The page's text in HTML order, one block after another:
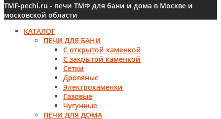
TMF-pechi.ru - печи ТМФ для бани и дома в Москве и
московской области
КАТАЛОГ
ПЕЧИ ДЛЯ БАНИ
С открытой каменкой
С закрытой каменкой
Сетки
Дровяные
Электрокаменки
Газовые
Чугунные
ПЕЧИ ДЛЯ ДОМА